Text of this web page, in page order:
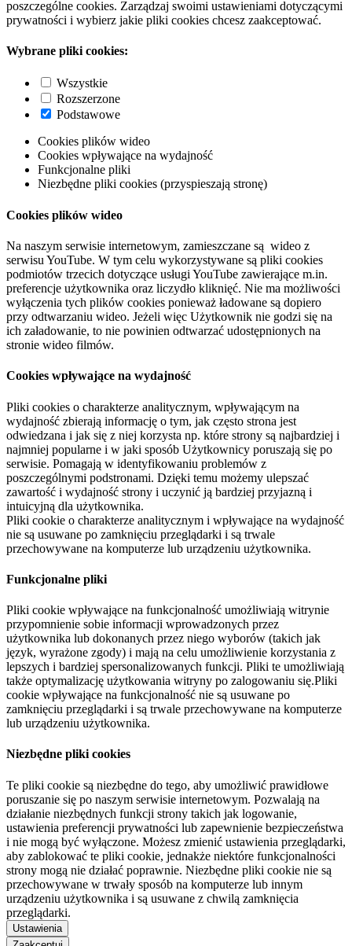
poszczególne cookies. Zarządzaj swoimi ustawieniami dotyczącymi
prywatności i wybierz jakie pliki cookies chcesz zaakceptować.
Wybrane pliki cookies:
Wszystkie
Rozszerzone
Podstawowe
Cookies plików wideo
Cookies wpływające na wydajność
Funkcjonalne pliki
Niezbędne pliki cookies (przyspieszają stronę)
Cookies plików wideo
Na naszym serwisie internetowym, zamieszczane są wideo z
serwisu YouTube. W tym celu wykorzystywane są pliki cookies
podmiotów trzecich dotyczące usługi YouTube zawierające m.in.
preferencje użytkownika oraz liczydło kliknięć. Nie ma możliwości
wyłączenia tych plików cookies ponieważ ładowane są dopiero
przy odtwarzaniu wideo. Jeżeli więc Użytkownik nie godzi się na
ich załadowanie, to nie powinien odtwarzać udostępnionych na
stronie wideo filmów.
Cookies wpływające na wydajność
Pliki cookies o charakterze analitycznym, wpływającym na
wydajność zbierają informację o tym, jak często strona jest
odwiedzana i jak się z niej korzysta np. które strony są najbardziej i
najmniej popularne i w jaki sposób Użytkownicy poruszają się po
serwisie. Pomagają w identyfikowaniu problemów z
poszczególnymi podstronami. Dzięki temu możemy ulepszać
zawartość i wydajność strony i uczynić ją bardziej przyjazną i
intuicyjną dla użytkownika.
Pliki cookie o charakterze analitycznym i wpływające na wydajność
nie są usuwane po zamknięciu przeglądarki i są trwale
przechowywane na komputerze lub urządzeniu użytkownika.
Funkcjonalne pliki
Pliki cookie wpływające na funkcjonalność umożliwiają witrynie
przypomnienie sobie informacji wprowadzonych przez
użytkownika lub dokonanych przez niego wyborów (takich jak
język, wyrażone zgody) i mają na celu umożliwienie korzystania z
lepszych i bardziej spersonalizowanych funkcji. Pliki te umożliwiają
także optymalizację użytkowania witryny po zalogowaniu się.Pliki
cookie wpływające na funkcjonalność nie są usuwane po
zamknięciu przeglądarki i są trwale przechowywane na komputerze
lub urządzeniu użytkownika.
Niezbędne pliki cookies
Te pliki cookie są niezbędne do tego, aby umożliwić prawidłowe
poruszanie się po naszym serwisie internetowym. Pozwalają na
działanie niezbędnych funkcji strony takich jak logowanie,
ustawienia preferencji prywatności lub zapewnienie bezpieczeństwa
i nie mogą być wyłączone. Możesz zmienić ustawienia przeglądarki,
aby zablokować te pliki cookie, jednakże niektóre funkcjonalności
strony mogą nie działać poprawnie. Niezbędne pliki cookie nie są
przechowywane w trwały sposób na komputerze lub innym
urządzeniu użytkownika i są usuwane z chwilą zamknięcia
przeglądarki.
Ustawienia